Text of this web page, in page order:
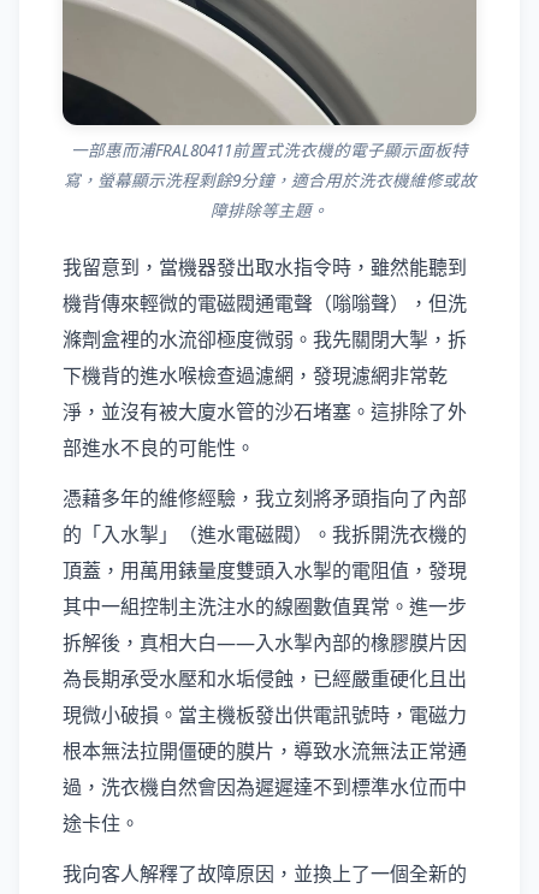
一部惠而浦FRAL80411前置式洗衣機的電子顯示面板特
寫，螢幕顯示洗程剩餘9分鐘，適合用於洗衣機維修或故
障排除等主題。
我留意到，當機器發出取水指令時，雖然能聽到
機背傳來輕微的電磁閥通電聲（嗡嗡聲），但洗
滌劑盒裡的水流卻極度微弱。我先關閉大掣，拆
下機背的進水喉檢查過濾網，發現濾網非常乾
淨，並沒有被大廈水管的沙石堵塞。這排除了外
部進水不良的可能性。
憑藉多年的維修經驗，我立刻將矛頭指向了內部
的「入水掣」（進水電磁閥）。我拆開洗衣機的
頂蓋，用萬用錶量度雙頭入水掣的電阻值，發現
其中一組控制主洗注水的線圈數值異常。進一步
拆解後，真相大白——入水掣內部的橡膠膜片因
為長期承受水壓和水垢侵蝕，已經嚴重硬化且出
現微小破損。當主機板發出供電訊號時，電磁力
根本無法拉開僵硬的膜片，導致水流無法正常通
過，洗衣機自然會因為遲遲達不到標準水位而中
途卡住。
我向客人解釋了故障原因，並換上了一個全新的